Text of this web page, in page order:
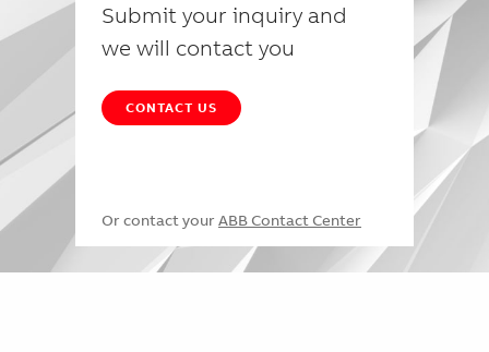
Submit your inquiry and
we will contact you
CONTACT US
Or contact your ABB Contact Center